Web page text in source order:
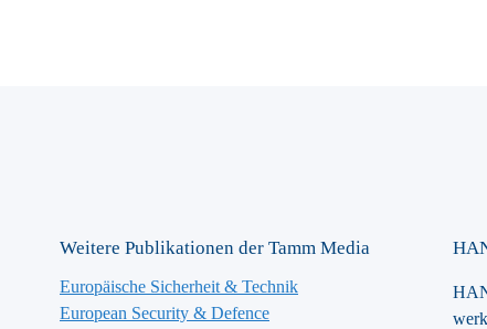
Weitere Publikationen der Tamm Media
Europäische Sicherheit & Technik
European Security & Defence